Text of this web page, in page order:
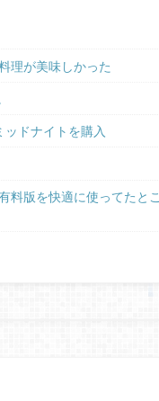
理が美味しかった
ドナイトを購入
料版を快適に使ってたとこ